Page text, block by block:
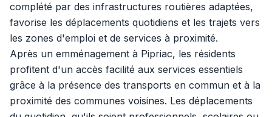
complété par des infrastructures routières adaptées,
favorise les déplacements quotidiens et les trajets vers
les zones d'emploi et de services à proximité.
Après un emménagement à Pipriac, les résidents
profitent d'un accès facilité aux services essentiels
grâce à la présence des transports en commun et à la
proximité des communes voisines. Les déplacements